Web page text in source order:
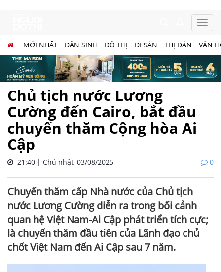
MỚI NHẤT DÂN SINH ĐÔ THỊ DI SẢN THỊ DÂN VĂN
Chủ tịch nước Lương
Cường đến Cairo, bắt đầu
chuyến thăm Cộng hòa Ai
Cập
21:40 | Chủ nhật, 03/08/2025 0
Chuyến thăm cấp Nhà nước của Chủ tịch
nước Lương Cường diễn ra trong bối cảnh
quan hệ Việt Nam-Ai Cập phát triển tích cực;
là chuyến thăm đầu tiên của Lãnh đạo chủ
chốt Việt Nam đến Ai Cập sau 7 năm.